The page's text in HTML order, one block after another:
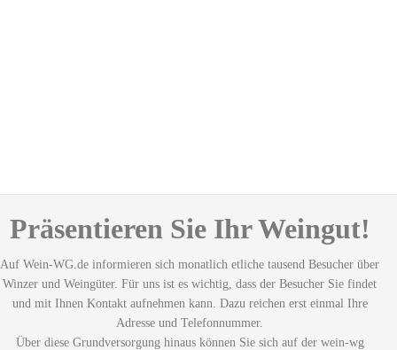
Präsentieren Sie Ihr Weingut!
Auf Wein-WG.de informieren sich monatlich etliche tausend Besucher über
Winzer und Weingüter. Für uns ist es wichtig, dass der Besucher Sie findet
und mit Ihnen Kontakt aufnehmen kann. Dazu reichen erst einmal Ihre
Adresse und Telefonnummer.
Über diese Grundversorgung hinaus können Sie sich auf der wein-wg